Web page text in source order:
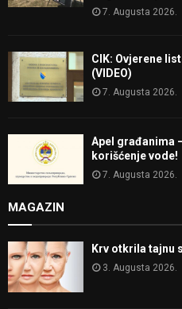
7. Augusta 2026.
CIK: Ovjerene
(VIDEO)
7. Augusta 2026.
Apel građanima
korišćenje vode!
7. Augusta 2026.
MAGAZIN
Krv otkrila tajnu
3. Augusta 2026.